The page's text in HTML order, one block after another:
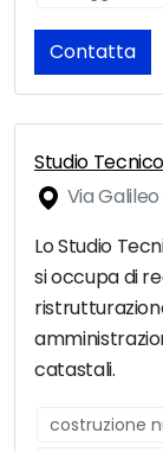
Contatta
Studio
Via
Lo Studio
si occupa di
catastali.
costruzione